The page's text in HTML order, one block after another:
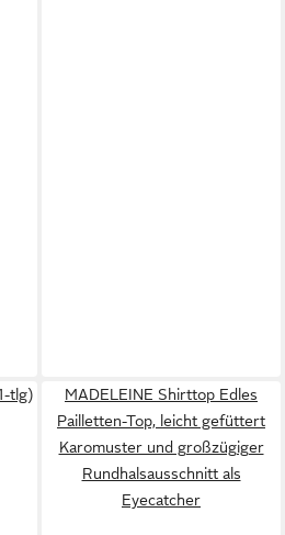
tlg)
MADELEINE Shirttop Edles
Pailletten-Top, leicht gefüttert
Karomuster und großzügiger
Rundhalsausschnitt als
Eyecatcher